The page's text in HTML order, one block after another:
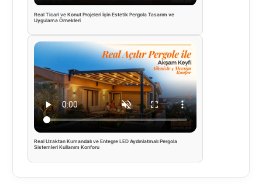
Real Ticari ve Konut Projeleri İçin Estetik Pergola Tasarım ve
Uygulama Örnekleri
Real Uzaktan Kumandalı ve Entegre LED Aydınlatmalı Pergola
Sistemleri Kullanım Konforu